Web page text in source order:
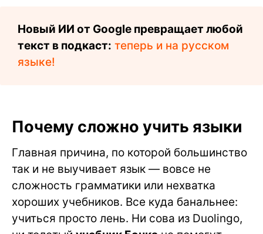
Новый ИИ от Google превращает любой
текст в подкаст: теперь и на русском
языке!
Почему сложно учить языки
Главная причина, по которой большинство
так и не выучивает язык — вовсе не
сложность грамматики или нехватка
хороших учебников. Все куда банальнее:
учиться просто лень. Ни сова из Duolingo,